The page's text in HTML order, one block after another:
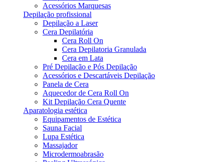
Acessórios Marquesas
Depilação profissional
Depilação a Laser
Cera Depilatória
Cera Roll On
Cera Depilatoria Granulada
Cera em Lata
Pré Depilação e Pós Depilação
Acessórios e Descartáveis Depilação
Panela de Cera
Aquecedor de Cera Roll On
Kit Depilação Cera Quente
Aparatologia estética
Equipamentos de Estética
Sauna Facial
Lupa Estética
Massajador
Microdermoabrasão